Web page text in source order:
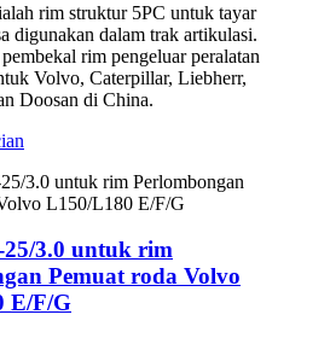
rim struktur 5PC untuk tayar
digunakan dalam trak artikulasi.
rim pengeluar peralatan
Volvo, Caterpillar, Liebherr,
Doosan di China.
25/3.0 untuk rim
Pemuat roda Volvo
E/F/G